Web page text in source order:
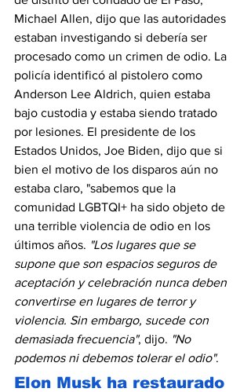
Michael Allen, dijo que las autoridades
estaban investigando si debería ser
procesado como un crimen de odio. La
policía identificó al pistolero como
Anderson Lee Aldrich, quien estaba
bajo custodia y estaba siendo tratado
por lesiones. El presidente de los
Estados Unidos, Joe Biden, dijo que si
bien el motivo de los disparos aún no
estaba claro, "sabemos que la
comunidad LGBTQI+ ha sido objeto de
una terrible violencia de odio en los
últimos años. "Los lugares que se
supone que son espacios seguros de
aceptación y celebración nunca deben
convertirse en lugares de terror y
violencia. Sin embargo, sucede con
demasiada frecuencia", dijo. "No
podemos ni debemos tolerar el odio".
Elon Musk ha restaurado